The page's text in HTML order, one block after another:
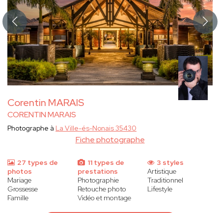
Corentin MARAIS
CORENTIN MARAIS
Fiche photographe
Photographe à La Ville-és-Nonais 35430
27 types de
photos
Mariage
Grossesse
Famille
11 types de
prestations
Photographie
Retouche photo
Vidéo et montage
3 styles
Artistique
Traditionnel
Lifestyle